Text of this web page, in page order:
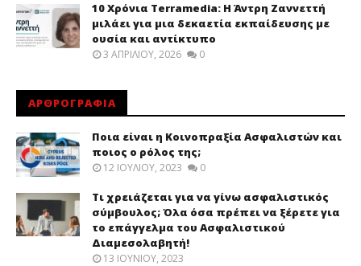
10 Χρόνια Terramedia: Η Άντρη Ζαννεττή
μιλάει για μια δεκαετία εκπαίδευσης με
ουσία και αντίκτυπο
3 ΑΠΡΙΛΊΟΥ, 2026 0
ΑΡΘΡΟΓΡΑΦΙΑ
Ποια είναι η Κοινοπραξία Ασφαλιστών και
ποιος ο ρόλος της;
12 ΙΟΥΛΊΟΥ, 2023 0
Τι χρειάζεται για να γίνω ασφαλιστικός
σύμβουλος; Όλα όσα πρέπει να ξέρετε για
το επάγγελμα του Ασφαλιστικού
Διαμεσολαβητή!
13 ΙΟΥΝΊΟΥ, 2023